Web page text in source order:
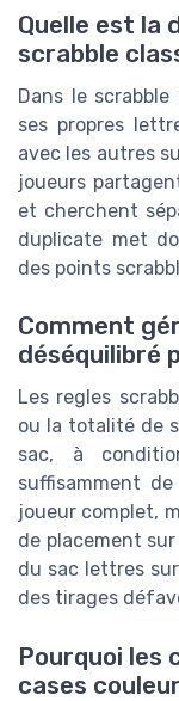
Quelle est la
scrabble
Dans le
ses propres
avec les autres
joueurs
et cherchent
duplicate met
des points
Comment
déséquilibré
Les regles
ou la totalité de
sac, à
suffisamment
joueur complet,
de placement
du sac lettres
des tirages
Pourquoi les
cases